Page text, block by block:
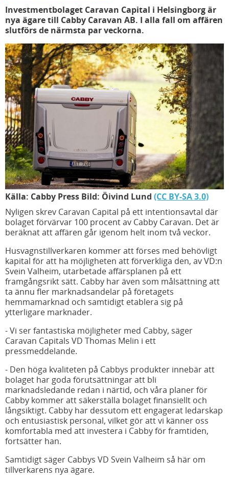
Investmentbolaget Caravan Capital i Helsingborg är
nya ägare till Cabby Caravan AB. I alla fall om affären
slutförs de närmsta par veckorna.
Källa: Cabby Press Bild: Öivind Lund (CC BY-SA 3.0)
Nyligen skrev Caravan Capital på ett intentionsavtal där
bolaget förvärvar 100 procent av Cabby Caravan. Det är
beräknat att affären går igenom helt inom två veckor.
Husvagnstillverkaren kommer att förses med behövligt
kapital för att ha möjligheten att förverkliga den, av VD:n
Svein Valheim, utarbetade affärsplanen på ett
framgångsrikt sätt. Cabby har även som målsättning att
ta ännu fler marknadsandelar på företagets
hemmamarknad och samtidigt etablera sig på
ytterligare marknader.
- Vi ser fantastiska möjligheter med Cabby, säger
Caravan Capitals VD Thomas Melin i ett
pressmeddelande.
- Den höga kvaliteten på Cabbys produkter innebär att
bolaget har goda förutsättningar att bli
marknadsledande redan i närtid, och våra planer för
Cabby kommer att säkerställa bolaget finansiellt och
långsiktigt. Cabby har dessutom ett engagerat ledarskap
och entusiastisk personal, vilket gör att vi känner oss
komfortabla med att investera i Cabby för framtiden,
fortsätter han.
Samtidigt säger Cabbys VD Svein Valheim så här om
tillverkarens nya ägare.